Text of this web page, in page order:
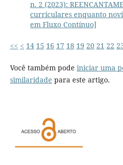
n. 2 (2023):
curriculares enquanto
em Fluxo Contínuo]
<< < 14 15 16 17 18 19 20 21 22
Você também pode iniciar uma
similaridade para este artigo.